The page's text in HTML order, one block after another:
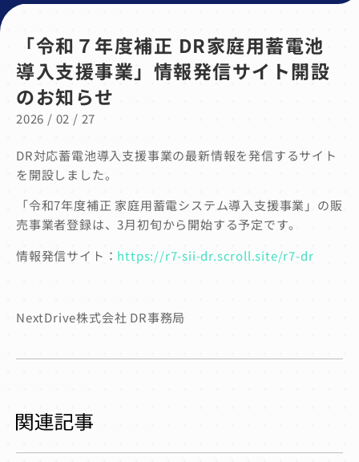
「令和７年度補正 DR家庭用蓄電池
導入支援事業」情報発信サイト開設
のお知らせ
2026 / 02 / 27
DR対応蓄電池導入支援事業の最新情報を発信するサイト
を開設しました。
「令和7年度補正 家庭用蓄電システム導入支援事業」の販
売事業者登録は、3月初旬から開始する予定です。
情報発信サイト： https://r7-sii-dr.scroll.site/r7-dr
NextDrive株式会社 DR事務局